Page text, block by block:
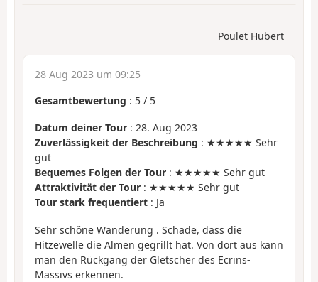
Poulet Hubert
28 Aug 2023 um 09:25
Gesamtbewertung : 5 / 5
Datum deiner Tour : 28. Aug 2023
Zuverlässigkeit der Beschreibung : ★★★★★ Sehr
gut
Bequemes Folgen der Tour : ★★★★★ Sehr gut
Attraktivität der Tour : ★★★★★ Sehr gut
Tour stark frequentiert : Ja
Sehr schöne Wanderung . Schade, dass die
Hitzewelle die Almen gegrillt hat. Von dort aus kann
man den Rückgang der Gletscher des Ecrins-
Massivs erkennen.